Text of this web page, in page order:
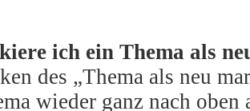
ich ein Thema als
des „Thema als neu
wieder ganz nach